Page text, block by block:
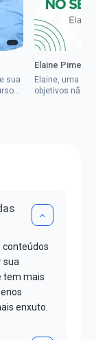
sua
Elaine
Elaine, uma
objetivos não
conteúdos
sua
tem mais
enxuto.